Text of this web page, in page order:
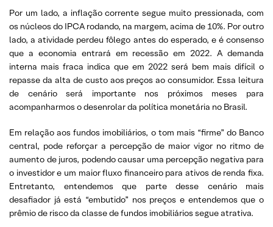
Por um lado, a inflação corrente segue muito pressionada, com
os núcleos do IPCA rodando, na margem, acima de 10%. Por outro
lado, a atividade perdeu fôlego antes do esperado, e é consenso
que a economia entrará em recessão em 2022. A demanda
interna mais fraca indica que em 2022 será bem mais difícil o
repasse da alta de custo aos preços ao consumidor. Essa leitura
de cenário será importante nos próximos meses para
acompanharmos o desenrolar da política monetária no Brasil.
Em relação aos fundos imobiliários, o tom mais “firme” do Banco
central, pode reforçar a percepção de maior vigor no ritmo de
aumento de juros, podendo causar uma percepção negativa para
o investidor e um maior fluxo financeiro para ativos de renda fixa.
Entretanto, entendemos que parte desse cenário mais
desafiador já está “embutido” nos preços e entendemos que o
prêmio de risco da classe de fundos imobiliários segue atrativa.